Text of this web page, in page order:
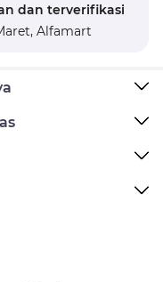
dan terverifikasi
Alfamart